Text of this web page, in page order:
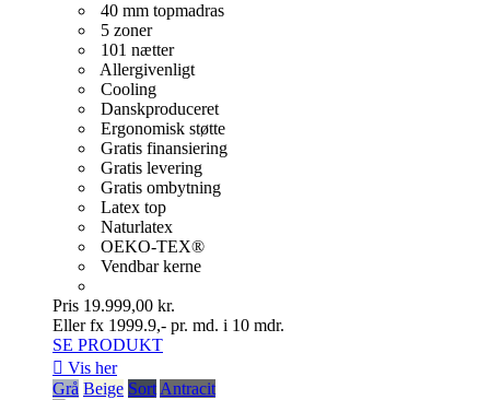
40 mm topmadras
5 zoner
101 nætter
Allergivenligt
Cooling
Danskproduceret
Ergonomisk støtte
Gratis finansiering
Gratis levering
Gratis ombytning
Latex top
Naturlatex
OEKO-TEX®
Vendbar kerne
Pris 19.999,00 kr.
Eller fx 1999.9,- pr. md. i 10 mdr.
SE PRODUKT
 Vis her
Grå Beige SortAntracit